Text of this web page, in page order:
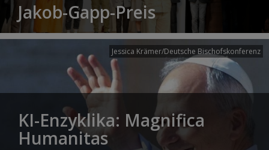
Jakob-Gapp-Preis
Jessica Krämer/Deutsche Bischofskonferenz
KI-Enzyklika: Magnifica
Humanitas